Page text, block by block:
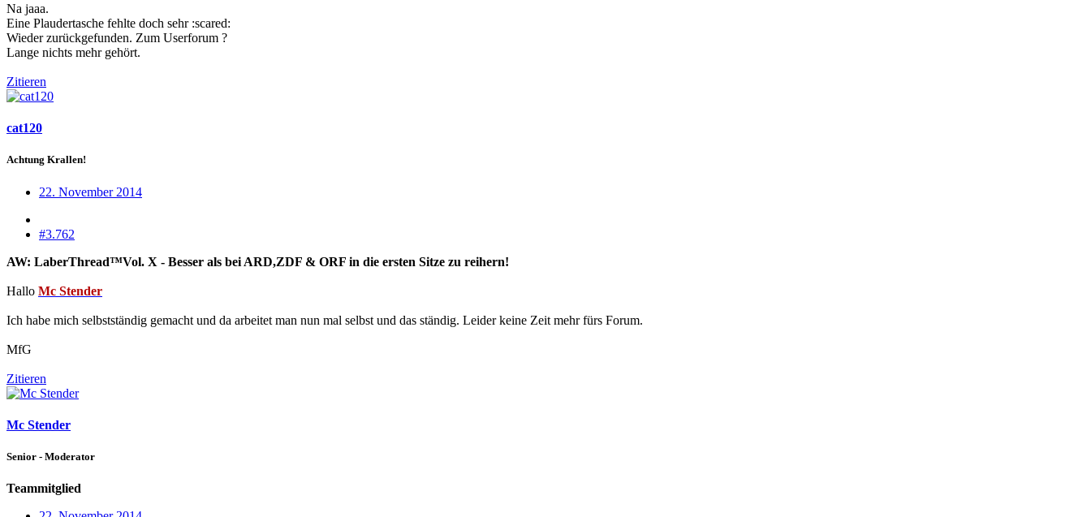
Na jaaa.
Eine Plaudertasche fehlte doch sehr :scared:
Wieder zurückgefunden. Zum Userforum ?
Lange nichts mehr gehört.
Zitieren
cat120
Achtung Krallen!
22. November 2014
#3.762
AW: LaberThread™Vol. X - Besser als bei ARD,ZDF & ORF in die ersten Sitze zu reihern!
Hallo Mc Stender
Ich habe mich selbstständig gemacht und da arbeitet man nun mal selbst und das ständig. Leider keine Zeit mehr fürs Forum.
MfG
Zitieren
Mc Stender
Senior - Moderator
Teammitglied